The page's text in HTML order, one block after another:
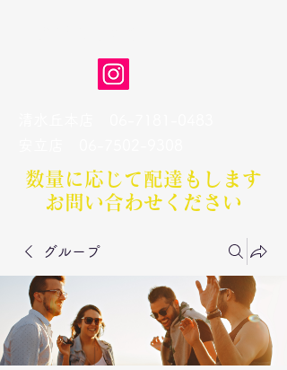
数量に応じて配達もします​
お問い合わせください
グループ